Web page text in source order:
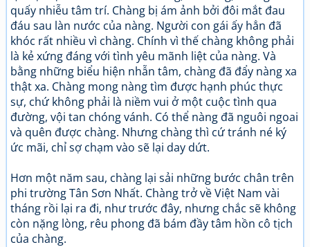
quấy nhiễu tâm trí. Chàng bị ám ảnh bởi đôi mắt đau
đáu sau làn nước của nàng. Người con gái ấy hẳn đã
khóc rất nhiều vì chàng. Chính vì thế chàng không phải
là kẻ xứng đáng với tình yêu mãnh liệt của nàng. Và
bằng những biểu hiện nhẫn tâm, chàng đã đẩy nàng xa
thật xa. Chàng mong nàng tìm được hạnh phúc thực
sự, chứ không phải là niềm vui ở một cuộc tình qua
đường, vội tan chóng vánh. Có thể nàng đã nguôi ngoai
và quên được chàng. Nhưng chàng thì cứ tránh né ký
ức mãi, chỉ sợ chạm vào sẽ lại day dứt.
Hơn một năm sau, chàng lại sải những bước chân trên
phi trường Tân Sơn Nhất. Chàng trở về Việt Nam vài
tháng rồi lại ra đi, như trước đây, nhưng chắc sẽ không
còn nặng lòng, rêu phong đã bám đầy tâm hồn cô tịch
của chàng.